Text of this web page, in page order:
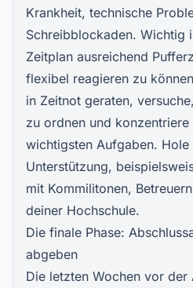
Krankheit, technische
Schreibblockaden. Wichtig
Zeitplan ausreichend
flexibel reagieren zu
in Zeitnot geraten,
zu ordnen und
wichtigsten Aufgaben.
Unterstützung,
mit Kommilitonen,
deiner Hochschule.
Die finale Phase:
abgeben
Die letzten Wochen vor der